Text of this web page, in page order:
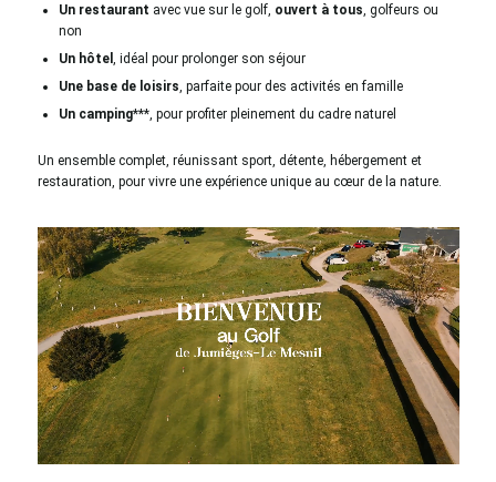
Un restaurant avec vue sur le golf, ouvert à tous, golfeurs ou
non
Un hôtel , idéal pour prolonger son séjour
Une base de loisirs, parfaite pour des activités en famille
Un camping***, pour profiter pleinement du cadre naturel
Un ensemble complet, réunissant sport, détente, hébergement et
restauration, pour vivre une expérience unique au cœur de la nature.